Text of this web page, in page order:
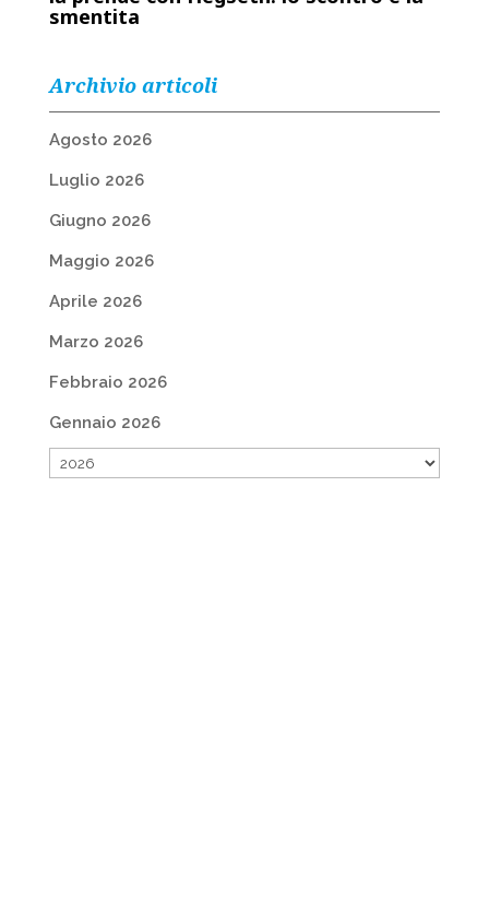
smentita
Archivio articoli
Agosto 2026
Luglio 2026
Giugno 2026
Maggio 2026
Aprile 2026
Marzo 2026
Febbraio 2026
Gennaio 2026